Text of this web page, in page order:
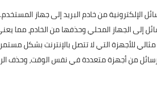
الإلكترونية من خادم البريد إلى جهاز المستخدم.
إلى الجهاز المحلي وحذفها من الخادم، مما
للأجهزة التي لا تتصل بالإنترنت بشكل
من أجهزة متعددة في نفس الوقت، وحذف